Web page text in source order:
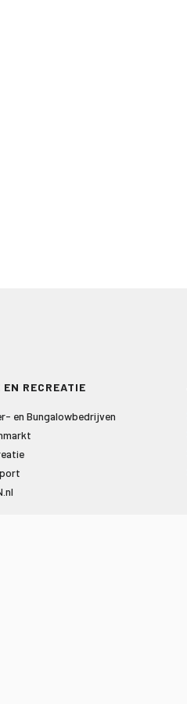
EN RECREATIE
en Bungalowbedrijven